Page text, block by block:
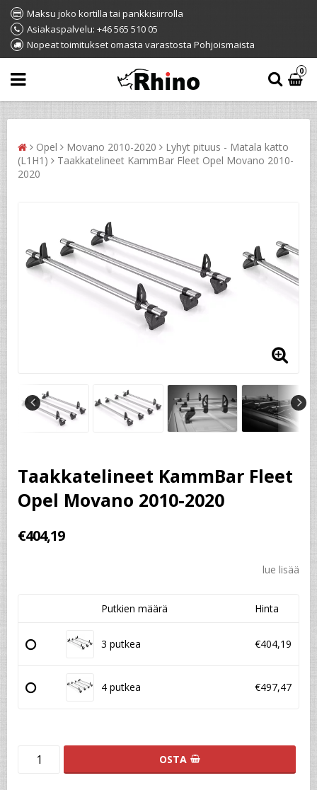
Maksu joko kortilla tai pankkisiirrolla
Asiakaspalvelu: +46 565 510 05
Nopeat toimitukset omasta varastosta Pohjoismaista
0
Opel Movano 2010-2020
Lyhyt pituus - Matala katto
(L1H1)
Taakkatelineet KammBar Fleet Opel Movano 2010-
2020
Taakkatelineet KammBar Fleet
Opel Movano 2010-2020
€404,19
lue lisää
Putkien määrä Hinta
3 putkea €404,19
4 putkea €497,47
OSTA